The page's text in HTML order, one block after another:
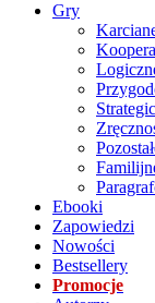
Gry
Ebooki
Zapowiedzi
Nowości
Bestsellery
Promocje